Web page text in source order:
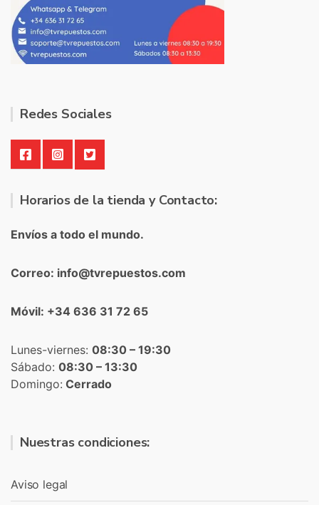
Redes Sociales
Horarios de la tienda y Contacto:
Envíos a todo el mundo.
Correo: info@tvrepuestos.com
Móvil: +34 636 31 72 65
Lunes-viernes: 08:30 – 19:30
Sábado: 08:30 – 13:30
Domingo: Cerrado
Nuestras condiciones:
Aviso legal